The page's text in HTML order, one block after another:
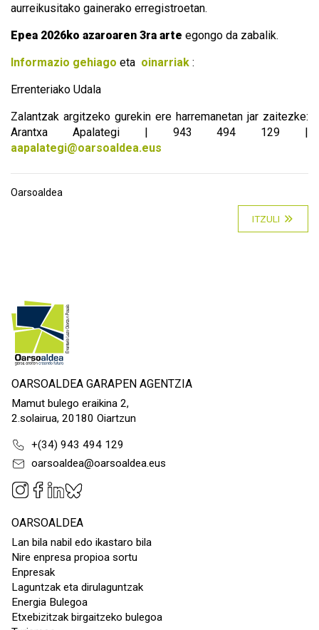
aurreikusitako gainerako erregistroetan.
Epea 2026ko azaroaren 3ra arte egongo da zabalik.
Informazio gehiago eta oinarriak :
Errenteriako Udala
Zalantzak argitzeko gurekin ere harremanetan jar zaitezke:
Arantxa Apalategi | 943 494 129 |
aapalategi@oarsoaldea.eus
Oarsoaldea
ITZULI
OARSOALDEA GARAPEN AGENTZIA
Mamut bulego eraikina 2,
2.solairua, 20180 Oiartzun
+(34) 943 494 129
oarsoaldea@oarsoaldea.eus
OARSOALDEA
Lan bila nabil edo ikastaro bila
Nire enpresa propioa sortu
Enpresak
Laguntzak eta dirulaguntzak
Energia Bulegoa
Etxebizitzak birgaitzeko bulegoa